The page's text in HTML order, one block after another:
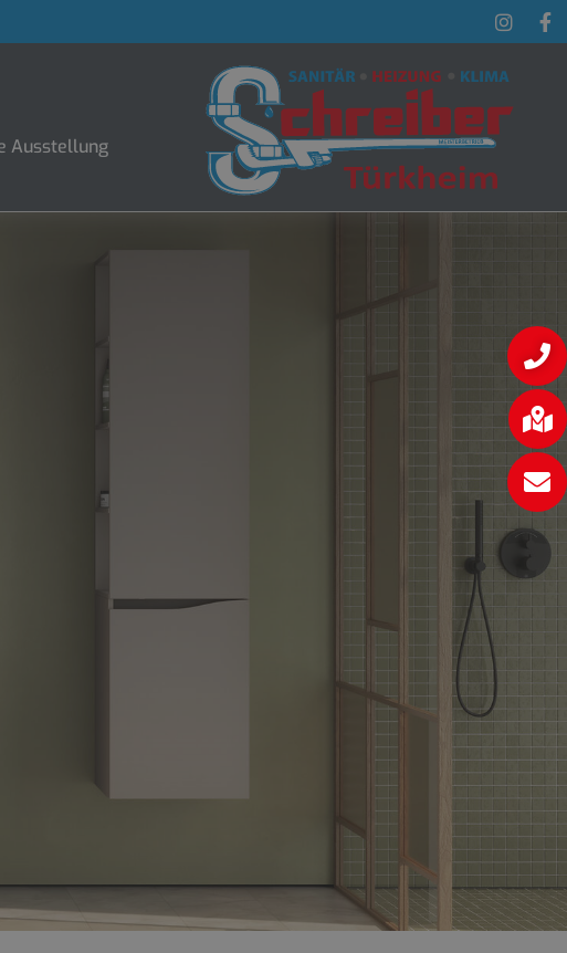
Ausstellung